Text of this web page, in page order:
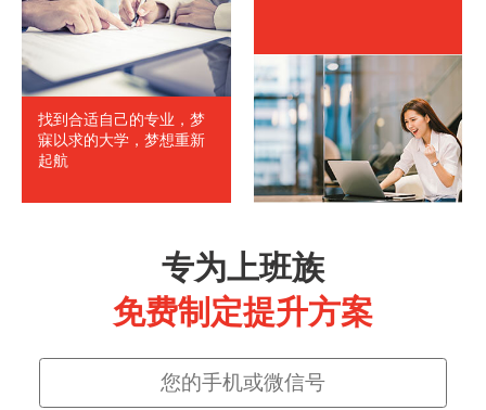
找到合适自己的专业，梦
寐以求的大学，梦想重新
起航
专为上班族
免费制定提升方案